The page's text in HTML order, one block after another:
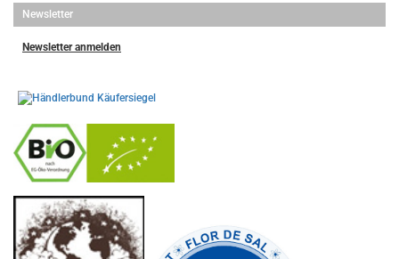
Newsletter
Newsletter anmelden